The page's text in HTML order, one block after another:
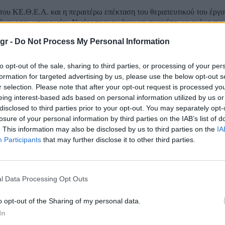
- Do Not Process My Personal Information
opt-out of the sale, sharing to third parties, or processing of your
for targeted advertising by us, please use the below opt-out
selection. Please note that after your opt-out request is processed
interest-based ads based on personal information utilized by us
to third parties prior to your opt-out. You may separately
of your personal information by third parties on the IAB’s list of
This information may also be disclosed by us to third parties on the
Participants that may further disclose it to other third parties.
Data Processing Opt Outs
opt-out of the Sharing of my personal data.
ΚΕ.Θ.Ε.Α. και η περαιτέρω επέκταση του θεραπευτικού του
του υπουργείου Υγείας προκειμένου να συνεχίσει με ακόμη πιο
του ΚΕΘΕΑ δικαιώνει τον Κικίλια:
η πορεία του»
και αναλυτική επιστολή προς τους βουλευτές, ο ιδρυτής
Ζαφειρίδης, τοποθετείται υπέρ της πρωτοβουλίας του
ορίσει τα μέλη του νέου Δ.Σ. του ΚΕΘΕΑ. Είναι χαρακτηριστικά τα όσα
ο...
και κακοδιαχείριση στον οργανισμό»
κ. Βασίλης Κικίλιας κατέθεσε νέο πόρισμα για το ΚΕΘΕΑ